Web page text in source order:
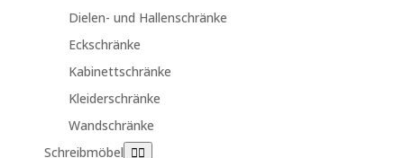
Dielen- und Hallenschränke
Eckschränke
Kabinettschränke
Kleiderschränke
Wandschränke
Schreibmöbel